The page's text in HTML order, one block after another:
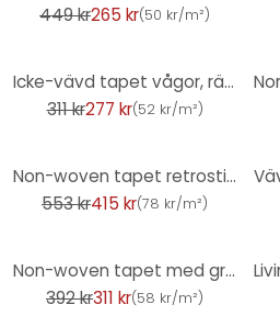
449 kr265 kr(50 kr/m²)
Icke-vävd tapet vågor, ränder grafisk modern matt i vit röd
311 kr277 kr(52 kr/m²)
Non-woven tapet retrostil grön gul - tapet med abstrakt mönster - vintage tapet
553 kr415 kr(78 kr/m²)
Non-woven tapet med grafiska prov i taupe
392 kr311 kr(58 kr/m²)